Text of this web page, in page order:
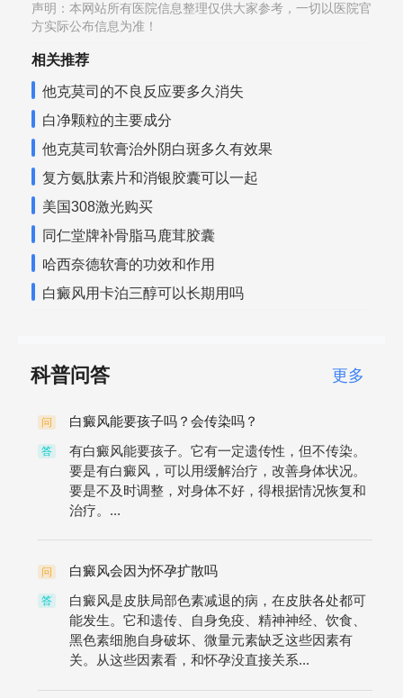
声明：本网站所有医院信息整理仅供大家参考，一切以医院官
方实际公布信息为准！
相关推荐
他克莫司的不良反应要多久消失
白净颗粒的主要成分
他克莫司软膏治外阴白斑多久有效果
复方氨肽素片和消银胶囊可以一起
美国308激光购买
同仁堂牌补骨脂马鹿茸胶囊
哈西奈德软膏的功效和作用
白癜风用卡泊三醇可以长期用吗
科普问答 更多
问 白癜风能要孩子吗？会传染吗？
答
有白癜风能要孩子。它有一定遗传性，但不传染。
要是有白癜风，可以用缓解治疗，改善身体状况。
要是不及时调整，对身体不好，得根据情况恢复和
治疗。...
问 白癜风会因为怀孕扩散吗
答
白癜风是皮肤局部色素减退的病，在皮肤各处都可
能发生。它和遗传、自身免疫、精神神经、饮食、
黑色素细胞自身破坏、微量元素缺乏这些因素有
关。从这些因素看，和怀孕没直接关系...